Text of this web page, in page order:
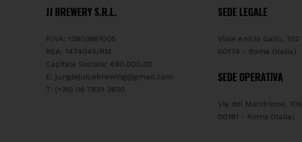
JJ BREWERY S.R.L.
P.IVA: 13803881005
REA: 1474045/RM
Capitale Sociale: €80.000,00
E: junglejuicebrewing@gmail.com
T: (+39) 06 7839 3830
SEDE LEGALE
Viale Anicio Gallo, 102
00174 - Roma (Italia)
SEDE OPERATIVA
Via del Mandrione, 109
00181 - Roma (Italia)